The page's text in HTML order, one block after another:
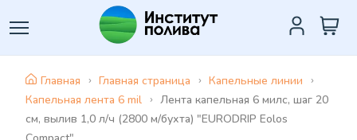
Главная Главная страница
Капельные линии
Капельная лента 6 mil
Лента капельная 6 милс, шаг 20
см, вылив 1,0 л/ч (2800 м/бухта) "EURODRIP Eolos